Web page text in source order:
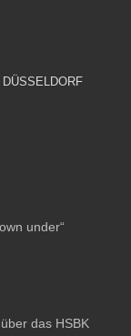
under“
das HSBK